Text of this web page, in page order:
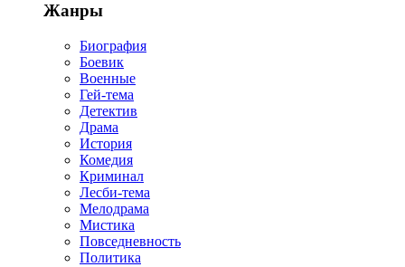
Жанры
Биография
Боевик
Военные
Гей-тема
Детектив
Драма
История
Комедия
Криминал
Лесби-тема
Мелодрама
Мистика
Повседневность
Политика